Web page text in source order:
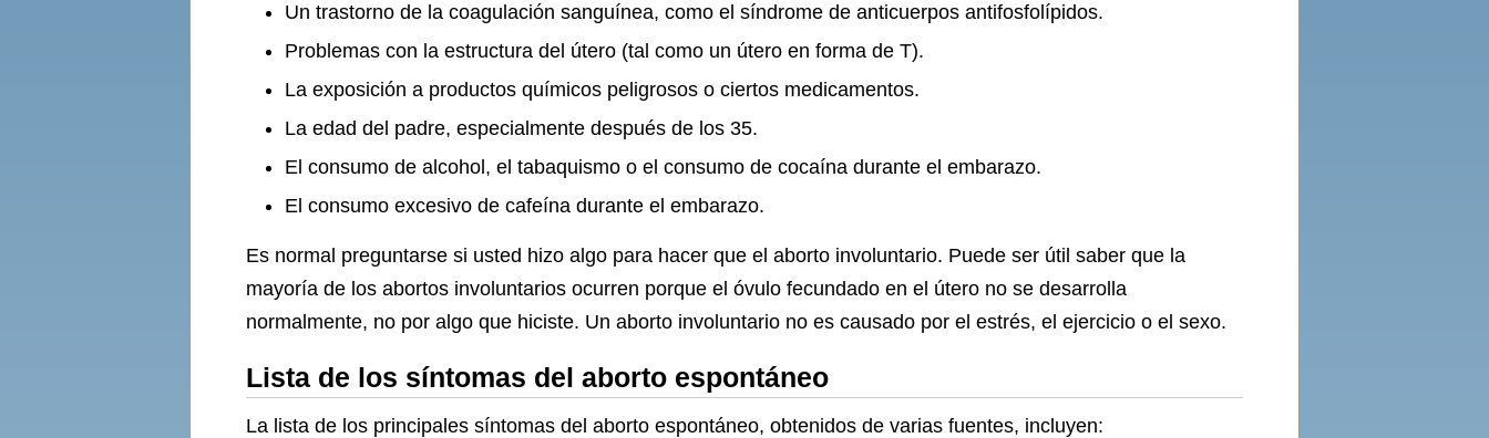
Un trastorno de la coagulación sanguínea, como el síndrome de anticuerpos antifosfolípidos.
Problemas con la estructura del útero (tal como un útero en forma de T).
La exposición a productos químicos peligrosos o ciertos medicamentos.
La edad del padre, especialmente después de los 35.
El consumo de alcohol, el tabaquismo o el consumo de cocaína durante el embarazo.
El consumo excesivo de cafeína durante el embarazo.
Es normal preguntarse si usted hizo algo para hacer que el aborto involuntario. Puede ser útil saber que la
mayoría de los abortos involuntarios ocurren porque el óvulo fecundado en el útero no se desarrolla
normalmente, no por algo que hiciste. Un aborto involuntario no es causado por el estrés, el ejercicio o el sexo.
Lista de los síntomas del aborto espontáneo
La lista de los principales síntomas del aborto espontáneo, obtenidos de varias fuentes, incluyen: